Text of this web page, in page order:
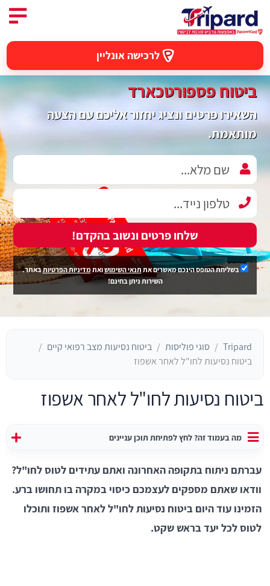
לרכישה אונליין
ביטוח פספורטכארד
השאירו פרטים ונציג יחזור אליכם עם הצעה
מותאמת.
שלחו פרטים ונשוב בהקדם!
בשליחת הטופס הינכם מאשרים אתתנאי השימושואתמדיניות הפרטיותבאתר.
השירות ניתן בחינם!
Tripard סוגי פוליסות
ביטוח נסיעות מצב רפואי קיים
ביטוח נסיעות לחו"ל לאחר אשפוז
ביטוח נסיעות לחו"ל לאחר אשפוז
מה בעמוד זה? לחץ לפתיחת תוכן עניינים
עברתם ניתוח בתקופה האחרונה ואתם עתידים לטוס לחו"ל?
וודאו שאתם מספקים לעצמכם כיסוי במקרה בו תחושו ברע.
הזמינו עוד היום ביטוח נסיעות לחו"ל לאחר אשפוז ותוכלו
לטוס לכל יעד בראש שקט.